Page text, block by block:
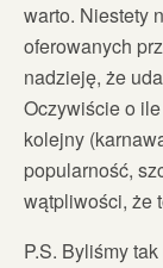
warto. Niestety
oferowanych
nadzieję, że
Oczywiście o
kolejny
popularność,
wątpliwości, że
P.S. Byliśmy